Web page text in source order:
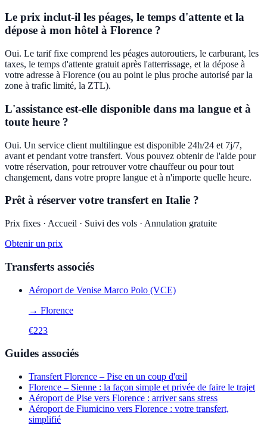
Le prix inclut-il les péages, le temps d'attente et la
dépose à mon hôtel à Florence ?
Oui. Le tarif fixe comprend les péages autoroutiers, le carburant, les
taxes, le temps d'attente gratuit après l'atterrissage, et la dépose à
votre adresse à Florence (ou au point le plus proche autorisé par la
zone à trafic limité, la ZTL).
L'assistance est-elle disponible dans ma langue et à
toute heure ?
Oui. Un service client multilingue est disponible 24h/24 et 7j/7,
avant et pendant votre transfert. Vous pouvez obtenir de l'aide pour
votre réservation, pour retrouver votre chauffeur ou pour tout
changement, dans votre propre langue et à n'importe quelle heure.
Prêt à réserver votre transfert en Italie ?
Prix fixes · Accueil · Suivi des vols · Annulation gratuite
Obtenir un prix
Transferts associés
Aéroport de Venise Marco Polo (VCE)
→ Florence
€223
Guides associés
Transfert Florence – Pise en un coup d'œil
Florence – Sienne : la façon simple et privée de faire le trajet
Aéroport de Pise vers Florence : arriver sans stress
Aéroport de Fiumicino vers Florence : votre transfert,
simplifié